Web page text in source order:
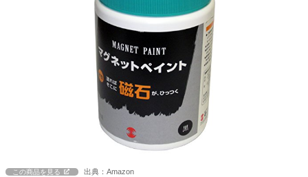
この商品を見る 出典：Amazon